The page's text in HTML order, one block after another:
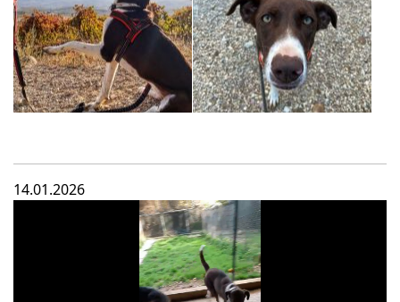
14.01.2026